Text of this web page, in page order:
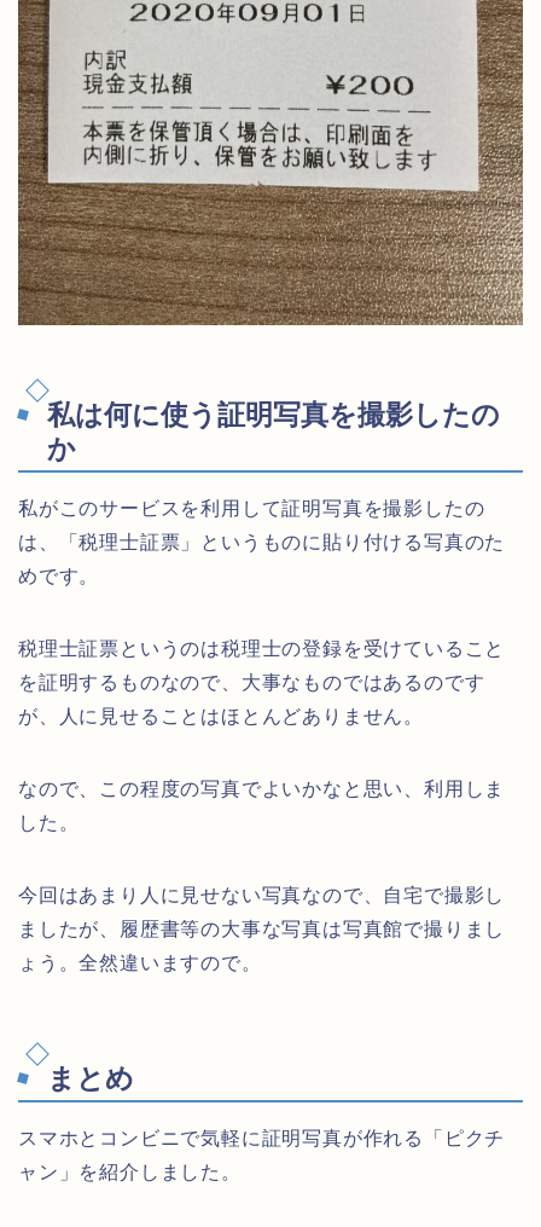
私は何に使う証明写真を撮影したの
か
私がこのサービスを利用して証明写真を撮影したの
は、「税理士証票」というものに貼り付ける写真のた
めです。
税理士証票というのは税理士の登録を受けていること
を証明するものなので、大事なものではあるのです
が、人に見せることはほとんどありません。
なので、この程度の写真でよいかなと思い、利用しま
した。
今回はあまり人に見せない写真なので、自宅で撮影し
ましたが、履歴書等の大事な写真は写真館で撮りまし
ょう。全然違いますので。
まとめ
スマホとコンビニで気軽に証明写真が作れる「ピクチ
ャン」を紹介しました。